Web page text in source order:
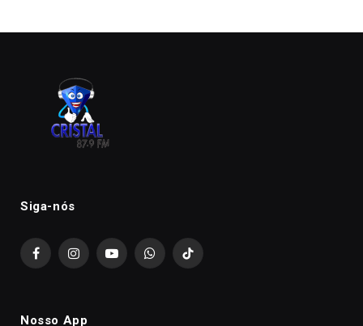
Siga-nós
FacebookInstagramYouTubeWhatsAppTikTok
Nosso App